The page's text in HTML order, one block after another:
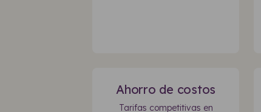
Ahorro de costos
Tarifas competitivas en